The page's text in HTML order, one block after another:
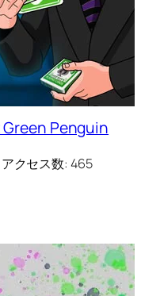
Penguin
クセス数: 465